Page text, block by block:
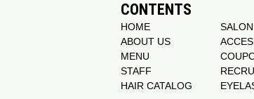
CONTENTS
HOME
ABOUT US
MENU
STAFF
HAIR CATALOG
SALON